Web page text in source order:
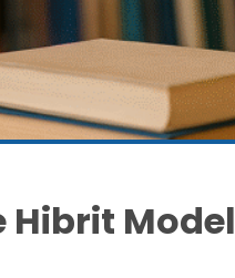
Hibrit Model